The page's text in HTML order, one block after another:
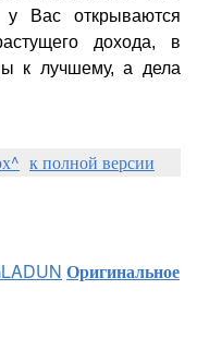
у Вас открываются
дохода, в
к лучшему, а дела
к полной версии
Оригинальное